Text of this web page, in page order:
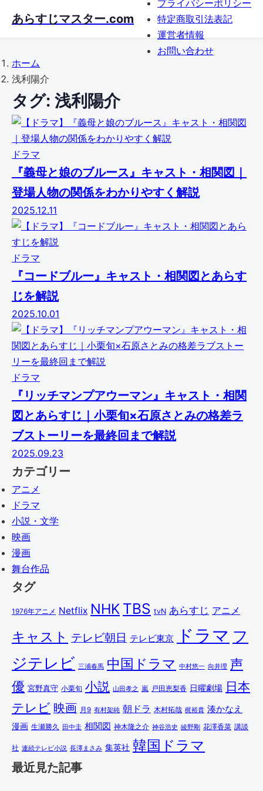
あらすじマスター.com
プライバシーポリシー
特定商取引法表記
運営者情報
お問い合わせ
ホーム
浅利陽介
タグ: 浅利陽介
ドラマ
『義母と娘のブルース』キャスト・相関図｜
登場人物の関係をわかりやすく解説
2025.12.11
ドラマ
『コードブルー』キャスト・相関図とあらす
じを解説
2025.10.01
ドラマ
『リッチマンプアウーマン』キャスト・相関
図とあらすじ｜小栗旬×石原さとみの格差ラ
ブストーリーを最終回まで解説
2025.09.23
カテゴリー
アニメ
ドラマ
小説・文学
映画
漫画
舞台作品
タグ
1976年アニメ Netflix NHK TBS tvN あらすじ アニメ
キャスト テレビ朝日 テレビ東京 ドラマ フ
ジテレビ 三浦春馬 中国ドラマ 中村悠一 向井理 声
優 宮野真守 小栗旬 小説 山田孝之 嵐 戸田恵梨香 日曜劇場 日本
テレビ 映画 月9 有村架純 朝ドラ 木村拓哉 梶裕貴 湊かなえ
漫画 生瀬勝久 田中圭 相関図 神木隆之介 神谷浩史 綾野剛 花澤香菜 講談
社 連続テレビ小説 長澤まさみ 集英社 韓国ドラマ
最近見た記事